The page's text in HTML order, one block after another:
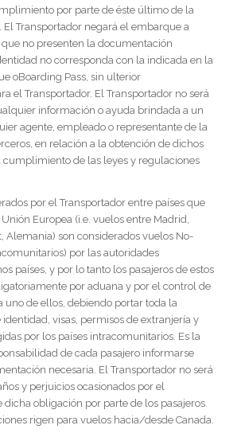
por parte de éste último de la
Transportador negará el embarque a
no presenten la documentación
no corresponda con la indicada en la
oBoarding Pass, sin ulterior
el Transportador. El Transportador no será
información o ayuda brindada a un
agente, empleado o representante de la
en relación a la obtención de dichos
de las leyes y regulaciones
por el Transportador entre países que
Europea (i.e. vuelos entre Madrid,
Alemania) son considerados vuelos No-
por las autoridades
países, y por lo tanto los pasajeros de estos
por aduana y por el control de
uno de ellos, debiendo portar toda la
visas, permisos de extranjería y
por los países intracomunitarios. Es la
de cada pasajero informarse
necesaria. El Transportador no será
y perjuicios ocasionados por el
obligación por parte de los pasajeros.
rigen para vuelos hacia/desde Canada.